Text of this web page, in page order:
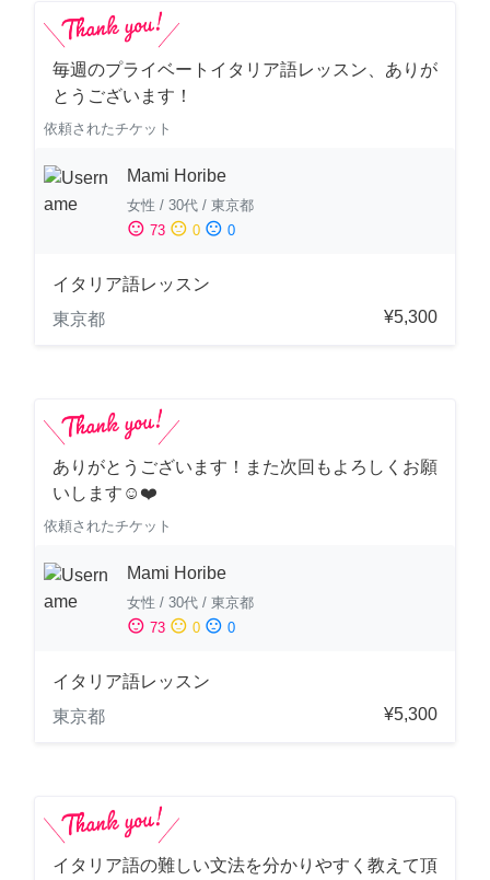
毎週のプライベートイタリア語レッスン、ありが
とうございます！
依頼されたチケット
Mami Horibe
女性 / 30代 / 東京都
sentiment_satisfied 73 sentiment_neutral 0 sentiment_dissatisfied 0
イタリア語レッスン
東京都
¥5,300
ありがとうございます！また次回もよろしくお願
いします☺️❤️
依頼されたチケット
Mami Horibe
女性 / 30代 / 東京都
sentiment_satisfied 73 sentiment_neutral 0 sentiment_dissatisfied 0
イタリア語レッスン
東京都
¥5,300
イタリア語の難しい文法を分かりやすく教えて頂